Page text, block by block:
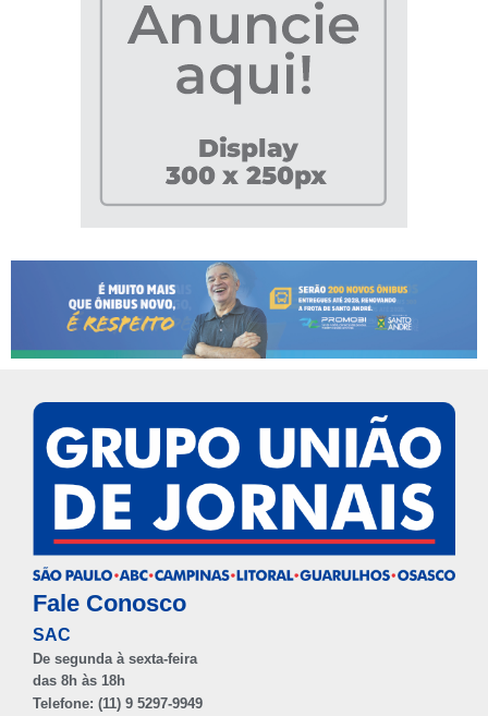
Fale Conosco
SAC
De segunda à sexta-feira
das 8h às 18h
Telefone: (11) 9 5297-9949